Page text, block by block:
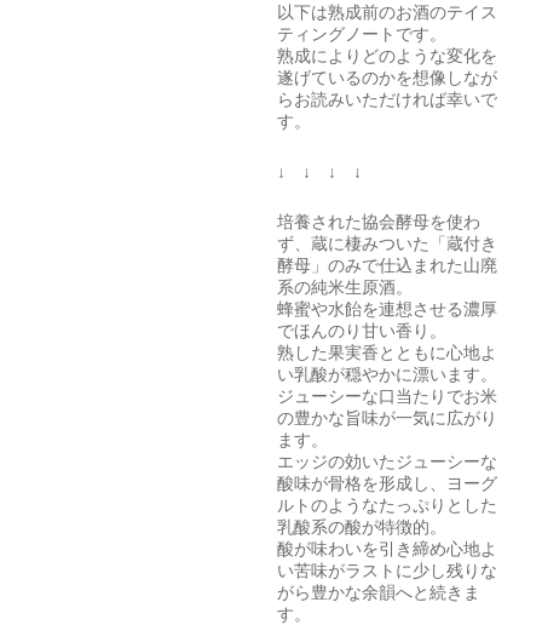
以下は熟成前のお酒のテイス
ティングノートです。
熟成によりどのような変化を
遂げているのかを想像しなが
らお読みいただければ幸いで
す。
↓ ↓ ↓ ↓
培養された協会酵母を使わ
ず、蔵に棲みついた「蔵付き
酵母」のみで仕込まれた山廃
系の純米生原酒。
蜂蜜や水飴を連想させる濃厚
でほんのり甘い香り。
熟した果実香とともに心地よ
い乳酸が穏やかに漂います。
ジューシーな口当たりでお米
の豊かな旨味が一気に広がり
ます。
エッジの効いたジューシーな
酸味が骨格を形成し、ヨーグ
ルトのようなたっぷりとした
乳酸系の酸が特徴的。
酸が味わいを引き締め心地よ
い苦味がラストに少し残りな
がら豊かな余韻へと続きま
す。